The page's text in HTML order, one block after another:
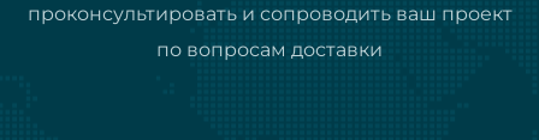
проконсультировать и сопроводить ваш проект
по вопросам доставки